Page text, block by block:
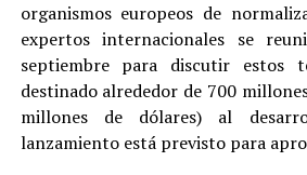
organismos europeos de
expertos internacionales se
septiembre para discutir estos
destinado alrededor de 700
millones de dólares) al
lanzamiento está previsto para